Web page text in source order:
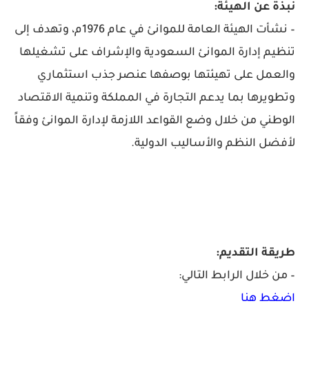
نبذة عن الهيئة:
– نشأت الهيئة العامة للموانئ في عام 1976م، وتهدف إلى
تنظيم إدارة الموانئ السعودية والإشراف على تشغيلها
والعمل على تهيئتها بوصفها عنصر جذب استثماري
وتطويرها بما يدعم التجارة في المملكة وتنمية الاقتصاد
الوطني من خلال وضع القواعد اللازمة لإدارة الموانئ وفقاً
لأفضل النظم والأساليب الدولية.
طريقة التقديم:
– من خلال الرابط التالي:
اضغط هنا